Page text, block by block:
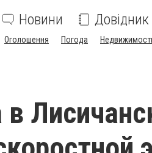
Новини Довідник
Оголошення Погода